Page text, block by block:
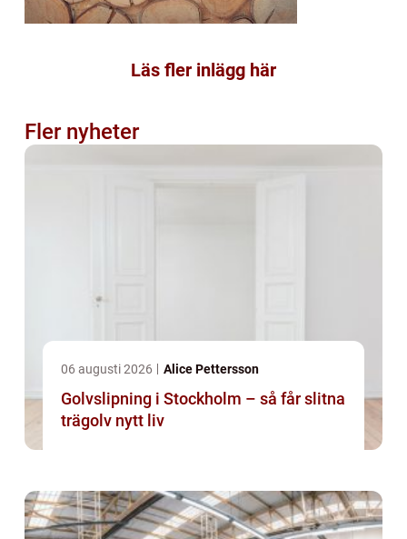
Läs fler inlägg här
Fler nyheter
06 augusti 2026 Alice Pettersson
Golvslipning i Stockholm – så får slitna
trägolv nytt liv